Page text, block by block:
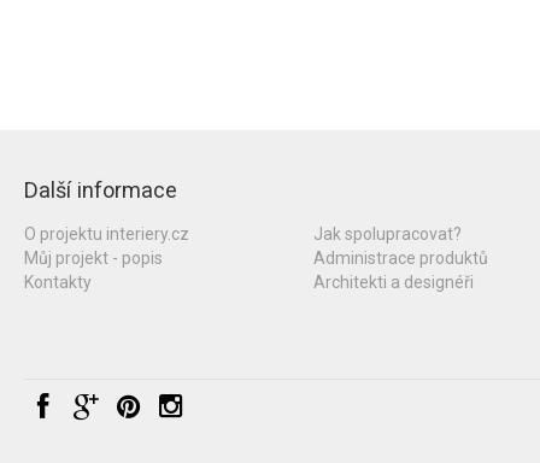
Další informace
O projektu interiery.cz
Můj projekt - popis
Kontakty
Jak spolupracovat?
Administrace produktů
Architekti a designéři